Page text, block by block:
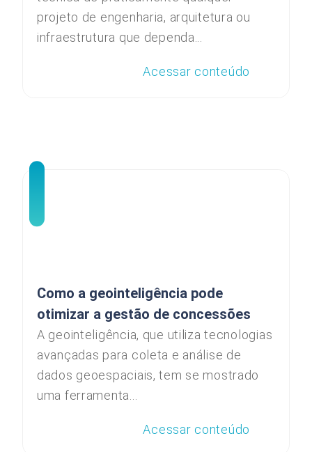
projeto de engenharia, arquitetura ou
infraestrutura que dependa...
Acessar conteúdo
Como a geointeligência pode
otimizar a gestão de concessões
A geointeligência, que utiliza tecnologias
avançadas para coleta e análise de
dados geoespaciais, tem se mostrado
uma ferramenta...
Acessar conteúdo